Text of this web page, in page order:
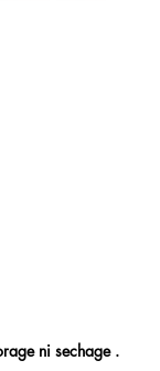
ni sechage .